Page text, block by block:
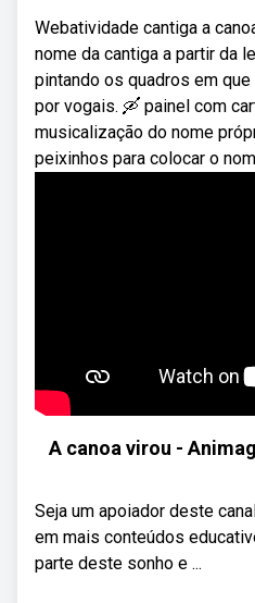
Webatividade cantiga a
nome da cantiga a partir da
pintando os quadros em
por vogais. 🛶 painel com
musicalização do nome
peixinhos para colocar o
A canoa virou -
Seja um apoiador deste
em mais conteúdos
parte deste sonho e ...